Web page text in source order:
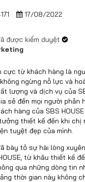
17/08/2022
được kiểm duyệt
cực từ khách hàng là
không ngừng nỗ lực và
lượng và dịch vụ của
sẻ đến mọi người phản
hàng của SBS
thiết kế đến khi chị
tuyệt đẹp của mình.
bày tỏ sự hài lòng
từ khâu thiết kế
qua những dòng tin
thời gian này không